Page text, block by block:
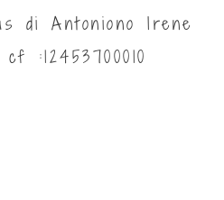
di Antoniono Irene
:12453700010